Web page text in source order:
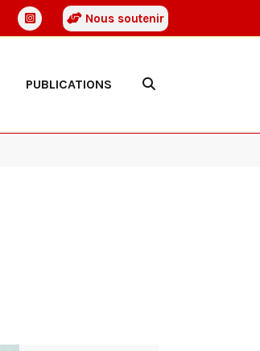
Nous soutenir
PUBLICATIONS